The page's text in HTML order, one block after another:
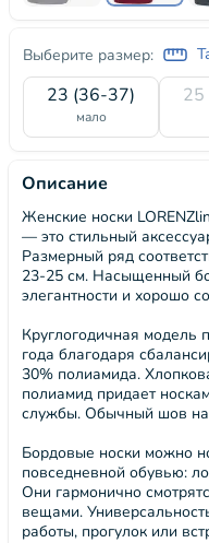
Выберите размер:
23 (36-37)
мало
25
Описание
Женские носки
— это стильный
Размерный ряд
23-25 см. Насыщенный
элегантности и хорошо
Круглогодичная модель
года благодаря
30% полиамида.
полиамид придает
службы. Обычный шов на
Бордовые носки можно
повседневной обувью:
Они гармонично
вещами.
работы, прогулок или